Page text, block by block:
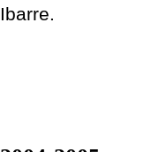
Ibarre.